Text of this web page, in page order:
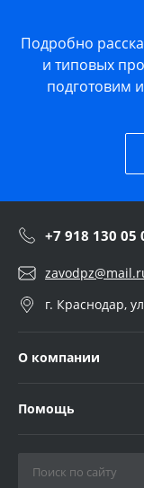
Подробно
и типовых
подготовим
+7 918 130 05
г. Краснодар,
О компании
Помощь